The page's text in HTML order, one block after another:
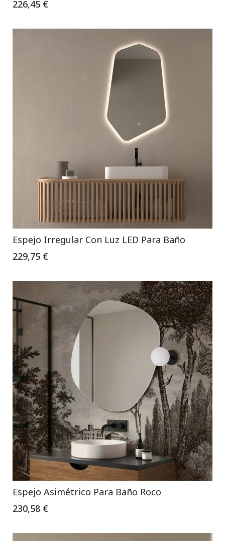
226,45 €
Espejo Irregular Con Luz LED Para Baño
229,75 €
Espejo Asimétrico Para Baño Roco
230,58 €